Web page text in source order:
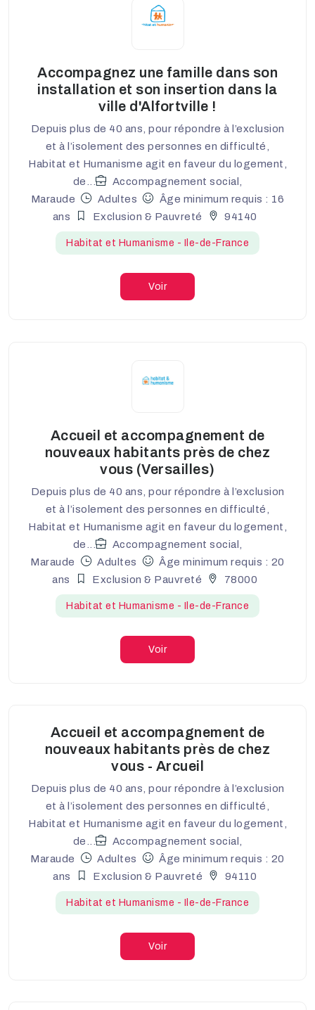
Accompagnez une famille dans son
installation et son insertion dans la
ville d'Alfortville !
Depuis plus de 40 ans, pour répondre à l’exclusion
et à l’isolement des personnes en difficulté,
Habitat et Humanisme agit en faveur du logement,
de...
Accompagnement social,
Maraude
Adultes
Âge minimum requis : 16
ans
Exclusion & Pauvreté 94140
Habitat et Humanisme - Ile-de-France
Voir
Accueil et accompagnement de
nouveaux habitants près de chez
vous (Versailles)
Depuis plus de 40 ans, pour répondre à l’exclusion
et à l’isolement des personnes en difficulté,
Habitat et Humanisme agit en faveur du logement,
de...
Accompagnement social,
Maraude
Adultes
Âge minimum requis : 20
ans
Exclusion & Pauvreté 78000
Habitat et Humanisme - Ile-de-France
Voir
Accueil et accompagnement de
nouveaux habitants près de chez
vous - Arcueil
Depuis plus de 40 ans, pour répondre à l’exclusion
et à l’isolement des personnes en difficulté,
Habitat et Humanisme agit en faveur du logement,
de...
Accompagnement social,
Maraude
Adultes
Âge minimum requis : 20
ans
Exclusion & Pauvreté 94110
Habitat et Humanisme - Ile-de-France
Voir